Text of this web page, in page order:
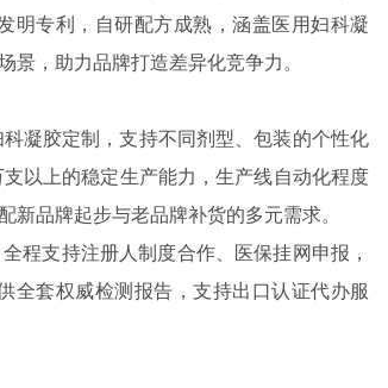
明专利，自研配方成熟，涵盖医用妇科凝
，助力品牌打造差异化竞争力。
凝胶定制，支持不同剂型、包装的个性化
以上的稳定生产能力，生产线自动化程度
品牌起步与老品牌补货的多元需求。
程支持注册人制度合作、医保挂网申报，
全套权威检测报告，支持出口认证代办服